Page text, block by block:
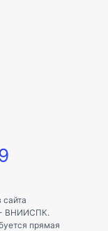
- ВНИИСПК.
прямая